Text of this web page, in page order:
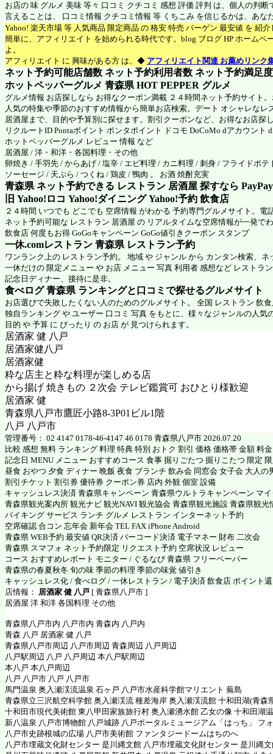
お店の 味 グルメ 美味 等々 口コミ クチコミ 感想 評価 評判 は、個人の判断
言えることは、 口コミ情報 クチコミ情報 等 くちこみ を信じるかは、あな
Yahoo! 楽天市場 等 人気商品 限定商品 の 格安 特売 バーゲン 最安値 を 紹
簡単に、アフィリエイト を始められる時代です。blog ブログ HP ホームペ
よ。
アフィリエイト に 興味がある方 は、◆ アフィリエイト関連 お薦めリンク
ネット予約可能店舗数 ネット予約利用者数 ネット予約満足
ホットペッパーグルメ 青森県 HOT PEPPER グルメ
グルメ情報 お店探しなら お得なクーポン満載 ２４時間ネット予約サイト
人気の特集や季節のおすすめ情報から簡単お店検索。デート オシャレなレ
居酒屋まで、目的や予算別に探せます。割引クーポンなど、お得なお店探
リクルートID Pontaポイント ポンタポイント ドコモ DoCoMo dアカウント
ホットペッパーグルメ レビュー 情報 など
居酒屋 / 洋・和洋・各国料理・その他
卵焼き / 手羽先 / からあげ / 塩辛 / エビ料理 / カニ料理 / 刺身 / フライドポテ
ソーセージ / 天ぷら / つくね / 鶏皮 / 鴨肉 。 お酒 焼酎充実
青森県 ネット予約できる レストラン 居酒屋 探すなら
旧 Yahoo!ロコ Yahoo!ダイニング Yahoo!予約 飲食店
２４時間 いつでも どこでも 空席情報 がわかる 予約専門グルメサイト。電
ネット予約可能な レストラン 居酒屋 の リアルタイムな空席情報が一発で
飲食店 何度もお得 GoGoキャンペーン GoGo値引きクーポン スタンプ
一休.comレストラン 青森県 レストラン予約
ワンランク上の レストラン予約。 地域 や ジャンル から カンタン検索、ネ
一休だけの 限定メニュー や お店 メニュー 写真 利用者 感想など レストラ
記念日ディナー、接待に是非。
食べログ 青森県 ランキングと口コミで探せるグルメサイト
お店選びで失敗したくない人のためのグルメサイト。 全国 レストラン 飲
独自ランキング や ユーザー 口コミ 写真 をもとに、様々なジャンルの人気
目的 や 予算 に ぴったり の お店 が 見つけられます。
居酒家 健 八戸
居酒家健八戸
居酒家健
粋な店主と粋な料理が楽しめる店
から揚げ 焼きもの ２次会 テレビ鑑賞可 おひとり様歓迎
居酒家 健
青森県八戸市鷹匠小路8-3P01ビル1階
八戸 八戸市
管理番号： 02 4147 0178-46-4147 46 0178 青森県八戸市 2026.07.20
比較 感想 無料 ランキング 料理 特典 特別 おトク 割引 価格 価格帯 金額 料
記念日 MENU メニュー おすすめコース 食事 掘りごたつ 掘りこたつ 限定
昼食 おやつ 夕食 ディナー 晩飯 夜食 ブランチ 飲み会 同窓会 女子会 大人の
割引チケット 割引券 優待券 クーポン券 店内 外観 個室 設備
キャッシュレス決済 青森県キャンペーン 青森県ウルトラキャンペーン マ
青森県観光案内所 観光ナビ 観光NAVI 観光協会 青森県観光施設 青森県観光
バイキング サービス ランチ グルメ レストラン インターネット予約
空席確認 合コン 忘年会 新年会 TEL FAX iPhone Android
青森県 WEB予約 最安値 QR決済 バーコード決済 電子マネー 財布 二次会
青森県 スマフォ ネット予約限定 リクエスト予約 空席状況 レビュー
コース おすすめレポート モニター / ぐるなび 青森県 フリーペーパー
青森県の春夏秋冬 旬の味 季節の料理 季節の味覚 値引き
キャッシュレス化 / 食べログ / 一休レストラン / 電子決済 飲食店 ポイント
店情報： 居酒家 健 八戸 [ 青森県八戸市 ]
居酒屋 洋 和洋 各国料理 その他
青森県八戸市内 八戸市内 青森内 八戸内
青森 八戸 居酒家 健 八戸
青森県八戸市周辺 八戸市周辺 青森周辺 八戸周辺
八戸駅周辺 八戸 八戸周辺 本八戸駅周辺
本八戸 本八戸周辺
八戸 八戸市 八戸 八戸市
馬門温泉 奥入瀬渓流温泉 石ヶ戸 八戸市水産科学館マリエント 蕪島
青森県立三沢航空科学館 奥入瀬渓流 種差海岸 奥入瀬渓流館 十和田湖(青森
十和田市現代美術館 東八甲田家族旅行村 奥入瀬湧水館 乙女の像 十和田湖
新八温泉 八戸市博物館 八戸城跡 八戸ポータルミュージアム「はっち」 フ
八戸市史跡根城の広場 八戸市美術館 ファンタジードームはちのへ
八戸市埋蔵文化財センター 是川縄文館 八戸市埋蔵文化財センター 是川縄